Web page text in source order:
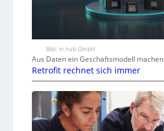
Bild: in.hub GmbH
Aus Daten ein Geschäftsmodell machen
Retrofit rechnet sich immer